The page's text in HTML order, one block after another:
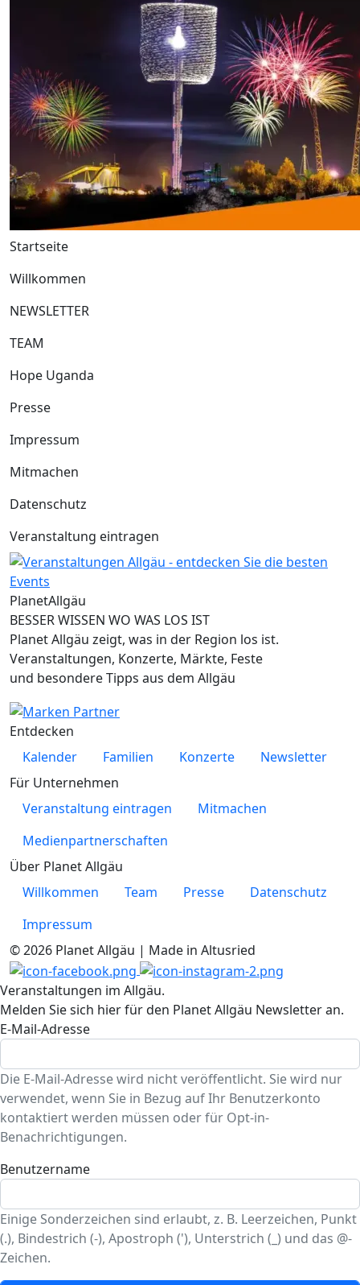
Startseite
Willkommen
NEWSLETTER
TEAM
Hope Uganda
Presse
Impressum
Mitmachen
Datenschutz
Veranstaltung eintragen
PlanetAllgäu
BESSER WISSEN WO WAS LOS IST
Planet Allgäu zeigt, was in der Region los ist.
Veranstaltungen, Konzerte, Märkte, Feste
und besondere Tipps aus dem Allgäu
Entdecken
Kalender
Familien Konzerte
Newsletter
Für Unternehmen
Veranstaltung eintragen
Mitmachen
Medienpartnerschaften
Über Planet Allgäu
Willkommen
Team Presse
Datenschutz
Impressum
© 2026 Planet Allgäu | Made in Altusried
Veranstaltungen im Allgäu.
Melden Sie sich hier für den Planet Allgäu Newsletter an.
E-Mail-Adresse
Die E-Mail-Adresse wird nicht veröffentlicht. Sie wird nur
verwendet, wenn Sie in Bezug auf Ihr Benutzerkonto
kontaktiert werden müssen oder für Opt-in-
Benachrichtigungen.
Benutzername
Einige Sonderzeichen sind erlaubt, z. B. Leerzeichen, Punkt
(.), Bindestrich (-), Apostroph ('), Unterstrich (_) und das @-
Zeichen.